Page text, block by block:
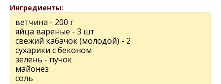
Ингредиенты:
ветчина - 200 г
яйца вареные - 3 шт
свежий кабачок (молодой) - 2
сухарики с беконом
зелень - пучок
майонез
соль